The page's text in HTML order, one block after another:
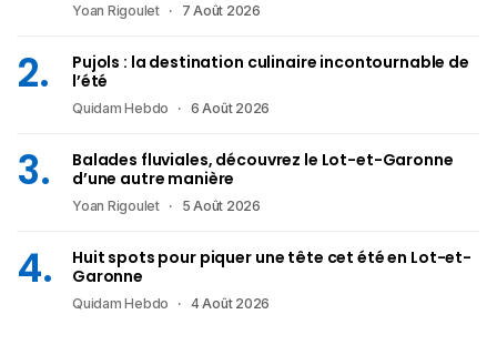
Yoan Rigoulet 7 Août 2026
Pujols : la destination culinaire incontournable de
l’été
Quidam Hebdo 6 Août 2026
Balades fluviales, découvrez le Lot-et-Garonne
d’une autre manière
Yoan Rigoulet 5 Août 2026
Huit spots pour piquer une tête cet été en Lot-et-
Garonne
Quidam Hebdo 4 Août 2026